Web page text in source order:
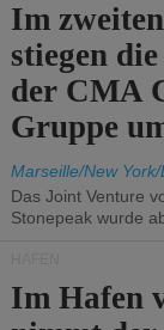
Im
stiegen
der CMA
Gruppe
Marseille/New
Das Joint Venture
Stonepeak wurde
Im Hafen